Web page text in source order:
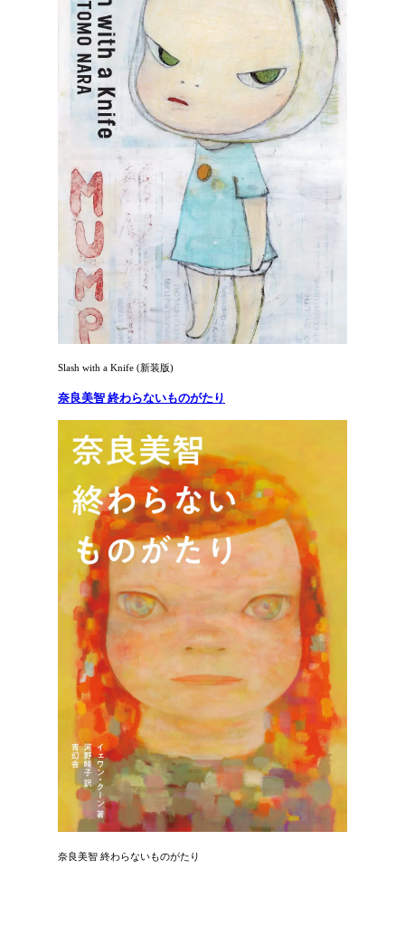
Slash with a Knife (新装版)
奈良美智 終わらないものがたり
奈良美智 終わらないものがたり